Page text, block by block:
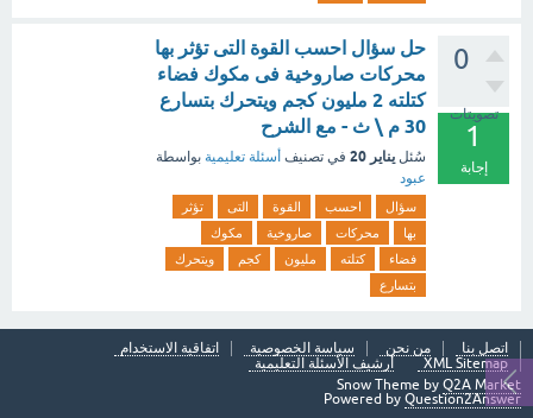
0
تصويتات
1
إجابة
حل سؤال احسب القوة التى تؤثر بها
محركات صاروخية فى مكوك فضاء
كتلته 2 مليون كجم ويتحرك بتسارع
30 م \ ث - مع الشرح
سُئل يناير 20 في تصنيف أسئلة تعليمية بواسطة
عبود
سؤال احسب القوة التى
تؤثر
بها
محركات صاروخية
مكوك
فضاء
كتلته مليون كجم
ويتحرك
بتسارع
اتصل بنا من نحن سياسة الخصوصية
اتفاقية الاستخدام
XML Sitemap
أرشيف الأسئلة التعليمية
Snow Theme by Q2A Market
Powered by Question2Answer